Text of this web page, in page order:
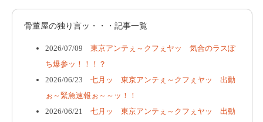
骨董屋の独り言ッ・・・記事一覧
2026/07/09 東京アンテぇ～クフぇヤッ 気合のラスぽ
ち爆参ッ！！！？
2026/06/23 七月ッ 東京アンテぇ～クフぇヤッ 出動
ぉ～緊急速報ぉ～～ッ！！
2026/06/21 七月ッ 東京アンテぇ～クフぇヤッ 出動